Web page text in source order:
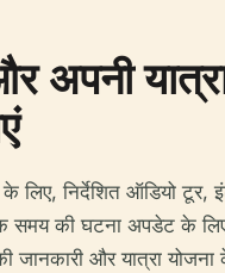
अपनी
निर्देशित ऑडियो टूर,
समय की घटना अपडेट के
और यात्रा योजना